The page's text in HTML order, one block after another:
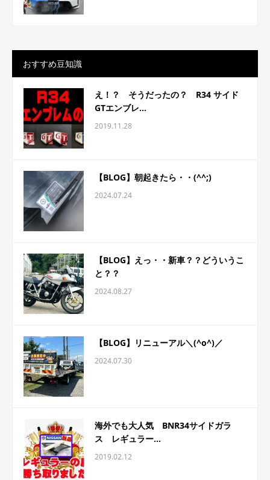
おすすめ豆知識
え！？ そうだったの？ R34 サイド
GTエンブレ...
2019.11.28
【BLOG】朝起きたら・・(^^;)
2024.07.24
【BLOG】えっ・・新車？？どういうこ
と？？
2024.08.27
【BLOG】リニューアル＼(^o^)／
2024.07.30
海外でも大人気 BNR34サイドガラ
ス レギュラー...
2019.02.12